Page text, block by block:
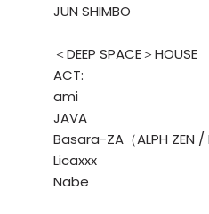
JUN SHIMBO
＜DEEP SPACE＞HOUSE
ACT:
ami
JAVA
Basara-ZA（ALPH ZEN /
Licaxxx
Nabe